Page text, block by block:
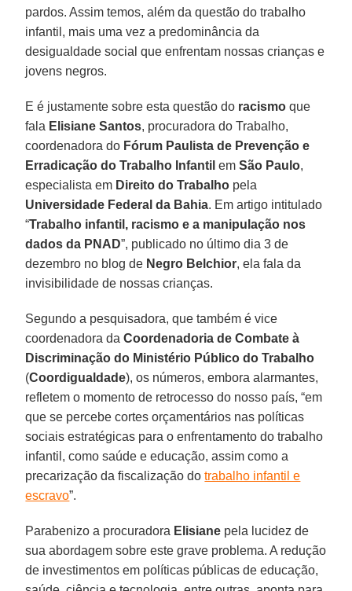
pardos. Assim temos, além da questão do trabalho
infantil, mais uma vez a predominância da
desigualdade social que enfrentam nossas crianças e
jovens negros.
E é justamente sobre esta questão do racismo que
fala Elisiane Santos, procuradora do Trabalho,
coordenadora do Fórum Paulista de Prevenção e
Erradicação do Trabalho Infantil emSão Paulo,
especialista em Direito do Trabalho pela
Universidade Federal da Bahia. Em artigo intitulado
“Trabalho infantil, racismo e a manipulação nos
dados da PNAD”, publicado no último dia 3 de
dezembro no blog de Negro Belchior, ela fala da
invisibilidade de nossas crianças.
Segundo a pesquisadora, que também é vice
coordenadora daCoordenadoria de Combate à
Discriminação do Ministério Público do Trabalho
(Coordigualdade), os números, embora alarmantes,
refletem o momento de retrocesso do nosso país, “em
que se percebe cortes orçamentários nas políticas
sociais estratégicas para o enfrentamento do trabalho
infantil, como saúde e educação, assim como a
precarização da fiscalização dotrabalho infantil e
escravo”.
Parabenizo a procuradora Elisiane pela lucidez de
sua abordagem sobre este grave problema. A redução
de investimentos em políticas públicas de educação,